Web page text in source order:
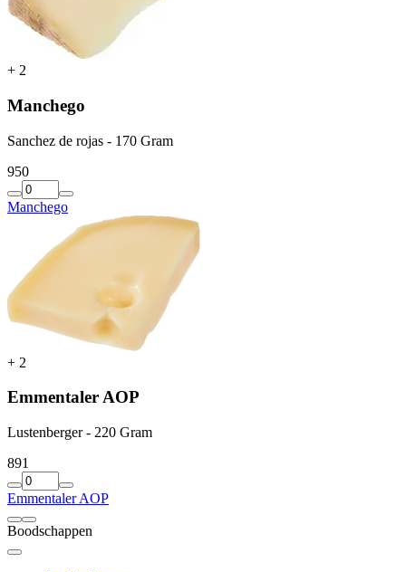
+ 2
Manchego
Sanchez de rojas - 170 Gram
950
Manchego
+ 2
Emmentaler AOP
Lustenberger - 220 Gram
891
Emmentaler AOP
Boodschappen